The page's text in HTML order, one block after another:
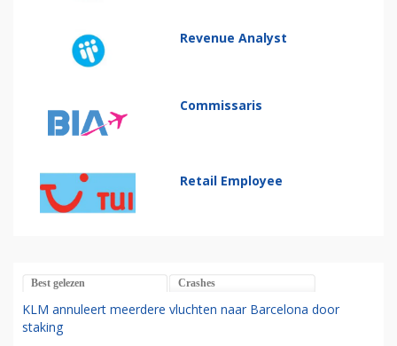
Revenue Analyst
Commissaris
Retail Employee
Best gelezen Crashes
KLM annuleert meerdere vluchten naar Barcelona door
staking